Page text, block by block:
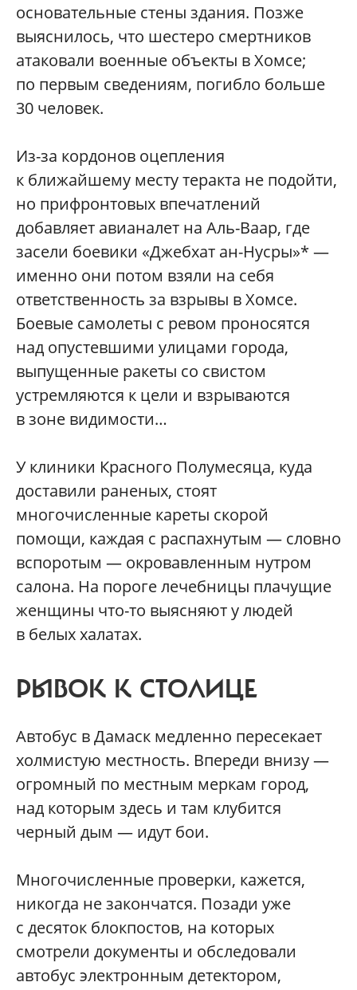
основательные стены здания. Позже
выяснилось, что шестеро смертников
атаковали военные объекты в Хомсе;
по первым сведениям, погибло больше
30 человек.
Из-за кордонов оцепления
к ближайшему месту теракта не подойти,
но прифронтовых впечатлений
добавляет авианалет на Аль-Ваар, где
засели боевики «Джебхат ан-Нусры»* —
именно они потом взяли на себя
ответственность за взрывы в Хомсе.
Боевые самолеты с ревом проносятся
над опустевшими улицами города,
выпущенные ракеты со свистом
устремляются к цели и взрываются
в зоне видимости…
У клиники Красного Полумесяца, куда
доставили раненых, стоят
многочисленные кареты скорой
помощи, каждая с распахнутым — словно
вспоротым — окровавленным нутром
салона. На пороге лечебницы плачущие
женщины что-то выясняют у людей
в белых халатах.
РЫВОК К СТОЛИЦЕ
Автобус в Дамаск медленно пересекает
холмистую местность. Впереди внизу —
огромный по местным меркам город,
над которым здесь и там клубится
черный дым — идут бои.
Многочисленные проверки, кажется,
никогда не закончатся. Позади уже
с десяток блокпостов, на которых
смотрели документы и обследовали
автобус электронным детектором,